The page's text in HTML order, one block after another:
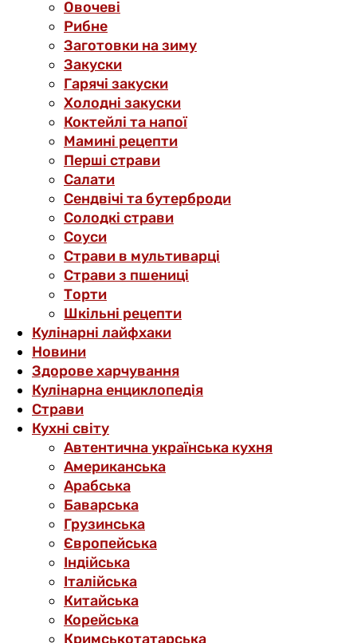
Овочеві
Рибне
Заготовки на зиму
Закуски
Гарячі закуски
Холодні закуски
Коктейлі та напої
Мамині рецепти
Перші страви
Салати
Сендвічі та бутерброди
Солодкі страви
Соуси
Страви в мультиварці
Страви з пшениці
Торти
Шкільні рецепти
Кулінарні лайфхаки
Новини
Здорове харчування
Кулінарна енциклопедія
Страви
Кухні світу
Автентична українська кухня
Американська
Арабська
Баварська
Грузинська
Європейська
Індійська
Італійська
Китайська
Корейська
Кримськотатарська